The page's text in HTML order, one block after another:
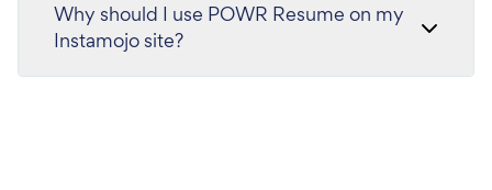
Why should I use POWR Resume on my
Instamojo site?